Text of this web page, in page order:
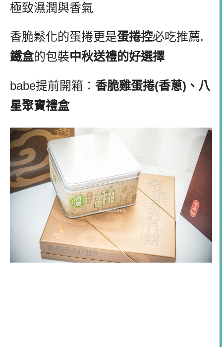
極致濕潤與香氣
香脆鬆化的蛋捲更是蛋捲控必吃推薦,
鐵盒的包裝中秋送禮的好選擇
babe提前開箱： 香脆雞蛋捲(香蔥) 、八
星聚寶禮盒